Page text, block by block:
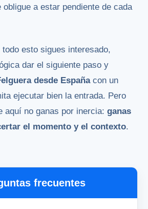
obligue a estar pendiente de cada
esto sigues interesado,
dar el siguiente paso y
desde Españacon un
ejecutar bien la entrada. Pero
aquí no ganas por inercia: ganas
el momento y el contexto.
frecuentes